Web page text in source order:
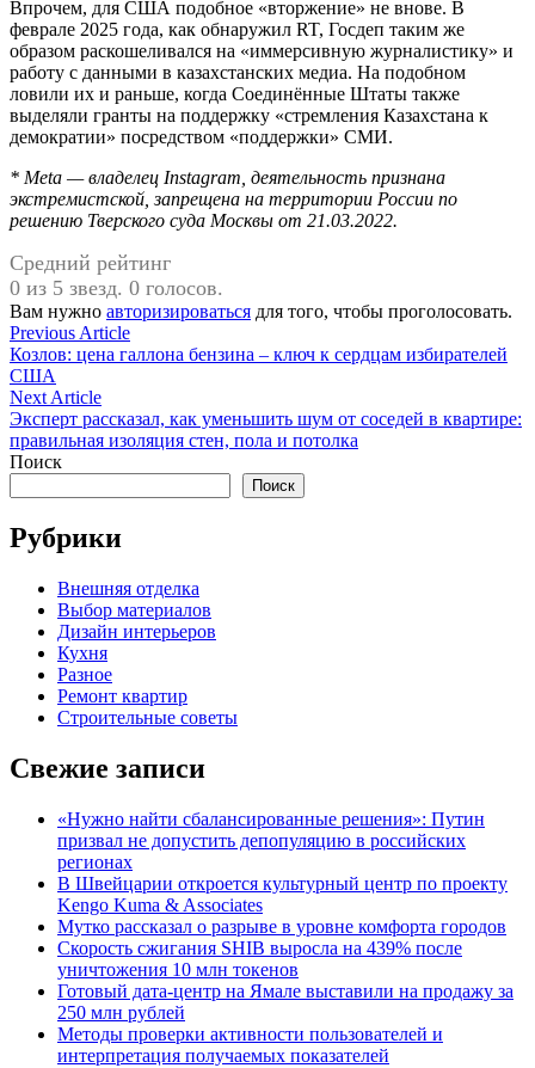
Впрочем, для США подобное «вторжение» не внове. В
феврале 2025 года, как обнаружил RT, Госдеп таким же
образом раскошеливался на «иммерсивную журналистику» и
работу с данными в казахстанских медиа. На подобном
ловили их и раньше, когда Соединённые Штаты также
выделяли гранты на поддержку «стремления Казахстана к
демократии» посредством «поддержки» СМИ.
* Meta — владелец Instagram, деятельность признана
экстремистской, запрещена на территории России по
решению Тверского суда Москвы от 21.03.2022.
Средний рейтинг
0 из 5 звезд. 0 голосов.
Вам нужно авторизироваться для того, чтобы проголосовать.
Навигация
по
записям
Previous ArticlePrevious
article:
Козлов: цена галлона бензина – ключ к сердцам избирателей
США
Next ArticleNext
article:
Эксперт рассказал, как уменьшить шум от соседей в квартире:
правильная изоляция стен, пола и потолка
Поиск
Поиск
Рубрики
Внешняя отделка
Выбор материалов
Дизайн интерьеров
Кухня
Разное
Ремонт квартир
Строительные советы
Свежие записи
«Нужно найти сбалансированные решения»: Путин
призвал не допустить депопуляцию в российских
регионах
В Швейцарии откроется культурный центр по проекту
Kengo Kuma & Associates
Мутко рассказал о разрыве в уровне комфорта городов
Скорость сжигания SHIB выросла на 439% после
уничтожения 10 млн токенов
Готовый дата-центр на Ямале выставили на продажу за
250 млн рублей
Методы проверки активности пользователей и
интерпретация получаемых показателей